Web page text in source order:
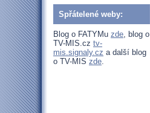
Spřátelené weby:
Blog o FATYMu zde, blog o
TV-MIS.cz tv-
mis.signaly.cz a další blog
o TV-MIS zde.